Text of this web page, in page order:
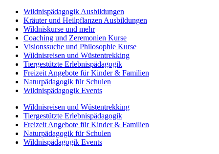
Wildnispädagogik Ausbildungen
Kräuter und Heilpflanzen Ausbildungen
Wildniskurse und mehr
Coaching und Zeremonien Kurse
Visionssuche und Philosophie Kurse
Wildnisreisen und Wüstentrekking
Tiergestützte Erlebnispädagogik
Freizeit Angebote für Kinder & Familien
Naturpädagogik für Schulen
Wildnispädagogik Events
Wildnisreisen und Wüstentrekking
Tiergestützte Erlebnispädagogik
Freizeit Angebote für Kinder & Familien
Naturpädagogik für Schulen
Wildnispädagogik Events